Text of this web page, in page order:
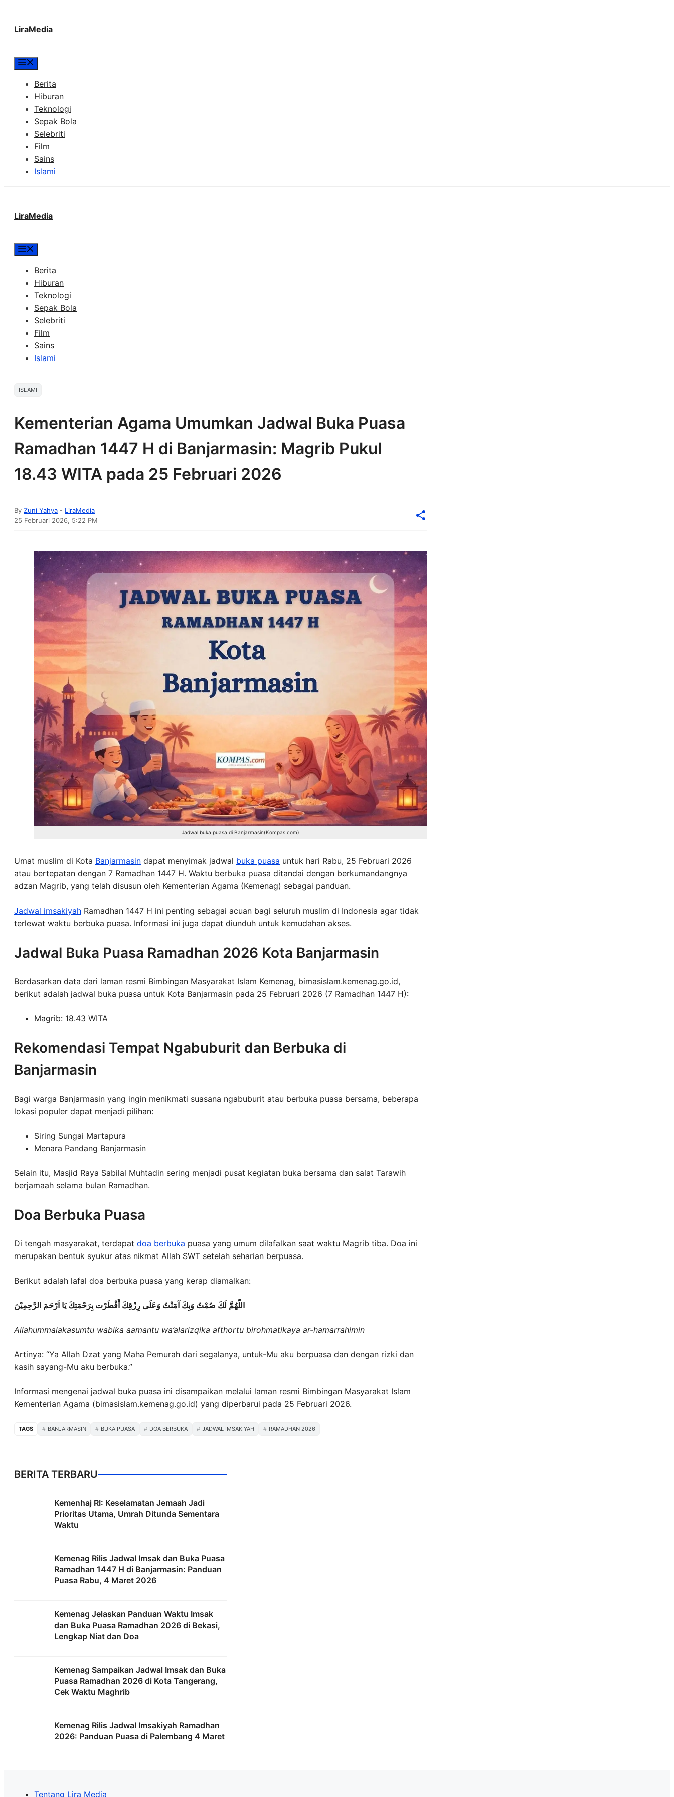
LiraMedia
Berita
Hiburan
Teknologi
Sepak Bola
Selebriti
Film
Sains
Islami
LiraMedia
Berita
Hiburan
Teknologi
Sepak Bola
Selebriti
Film
Sains
Islami
ISLAMI
Kementerian Agama Umumkan Jadwal Buka Puasa
Ramadhan 1447 H di Banjarmasin: Magrib Pukul
18.43 WITA pada 25 Februari 2026
By Zuni Yahya - LiraMedia
25 Februari 2026, 5:22 PM
Jadwal buka puasa di Banjarmasin(Kompas.com)
Umat muslim di Kota Banjarmasin dapat menyimak jadwal buka puasa untuk hari Rabu, 25 Februari 2026
atau bertepatan dengan 7 Ramadhan 1447 H. Waktu berbuka puasa ditandai dengan berkumandangnya
adzan Magrib, yang telah disusun oleh Kementerian Agama (Kemenag) sebagai panduan.
Jadwal imsakiyah Ramadhan 1447 H ini penting sebagai acuan bagi seluruh muslim di Indonesia agar tidak
terlewat waktu berbuka puasa. Informasi ini juga dapat diunduh untuk kemudahan akses.
Jadwal Buka Puasa Ramadhan 2026 Kota Banjarmasin
Berdasarkan data dari laman resmi Bimbingan Masyarakat Islam Kemenag, bimasislam.kemenag.go.id,
berikut adalah jadwal buka puasa untuk Kota Banjarmasin pada 25 Februari 2026 (7 Ramadhan 1447 H):
Magrib: 18.43 WITA
Rekomendasi Tempat Ngabuburit dan Berbuka di
Banjarmasin
Bagi warga Banjarmasin yang ingin menikmati suasana ngabuburit atau berbuka puasa bersama, beberapa
lokasi populer dapat menjadi pilihan:
Siring Sungai Martapura
Menara Pandang Banjarmasin
Selain itu, Masjid Raya Sabilal Muhtadin sering menjadi pusat kegiatan buka bersama dan salat Tarawih
berjamaah selama bulan Ramadhan.
Doa Berbuka Puasa
Di tengah masyarakat, terdapat doa berbuka puasa yang umum dilafalkan saat waktu Magrib tiba. Doa ini
merupakan bentuk syukur atas nikmat Allah SWT setelah seharian berpuasa.
Berikut adalah lafal doa berbuka puasa yang kerap diamalkan:
اللّهُمَّ لَكَ صُمْتُ وَبِكَ آمَنْتُ وَعَلَى رِزْقِكَ أَفْطَرْت بِرَحْمَتِكَ يَا اَرْحَمَ الرَّحِمِيْنَ
Allahummalakasumtu wabika aamantu wa’alarizqika afthortu birohmatikaya ar-hamarrahimin
Artinya: “Ya Allah Dzat yang Maha Pemurah dari segalanya, untuk-Mu aku berpuasa dan dengan rizki dan
kasih sayang-Mu aku berbuka.”
Informasi mengenai jadwal buka puasa ini disampaikan melalui laman resmi Bimbingan Masyarakat Islam
Kementerian Agama (bimasislam.kemenag.go.id) yang diperbarui pada 25 Februari 2026.
TAGS BANJARMASIN BUKA PUASA DOA BERBUKA JADWAL IMSAKIYAH RAMADHAN 2026
BERITA TERBARU
Kemenhaj RI: Keselamatan Jemaah Jadi
Prioritas Utama, Umrah Ditunda Sementara
Waktu
Kemenag Rilis Jadwal Imsak dan Buka Puasa
Ramadhan 1447 H di Banjarmasin: Panduan
Puasa Rabu, 4 Maret 2026
Kemenag Jelaskan Panduan Waktu Imsak
dan Buka Puasa Ramadhan 2026 di Bekasi,
Lengkap Niat dan Doa
Kemenag Sampaikan Jadwal Imsak dan Buka
Puasa Ramadhan 2026 di Kota Tangerang,
Cek Waktu Maghrib
Kemenag Rilis Jadwal Imsakiyah Ramadhan
2026: Panduan Puasa di Palembang 4 Maret
Tentang Lira Media